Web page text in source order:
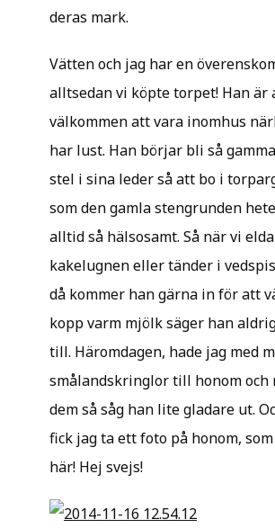
deras mark.
Vätten och jag har en
alltsedan vi köpte torpet! Han är
välkommen att vara inomhus
har lust. Han börjar bli så
stel i sina leder så att bo i
som den gamla stengrunden
alltid så hälsosamt. Så när vi
kakelugnen eller tänder i
då kommer han gärna in för att
kopp varm mjölk säger han
till. Häromdagen, hade jag med
smålandskringlor till honom och
dem så såg han lite gladare ut.
fick jag ta ett foto på honom,
här! Hej svejs!